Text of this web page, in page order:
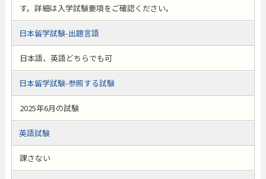
す。詳細は入学試験要項をご確認ください。
日本留学試験-出題言語
日本語、英語どちらでも可
日本留学試験-参照する試験
2025年6月の試験
英語試験
課さない